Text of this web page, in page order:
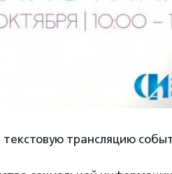
трансляцию